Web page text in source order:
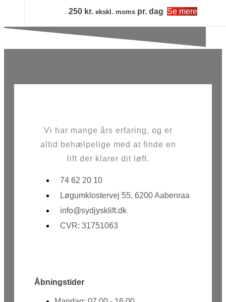
250 kr. ekskl. moms pr. dag Se mere
Vi har mange års erfaring, og er
altid behælpelige med at finde en
lift der klarer dit løft.
74 62 20 10
Løgumklostervej 55, 6200 Aabenraa
info@sydjysklift.dk
CVR: 31751063
Åbningstider